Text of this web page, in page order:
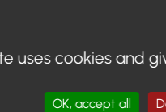
le moteur de
uses cookies and
OK, accept all